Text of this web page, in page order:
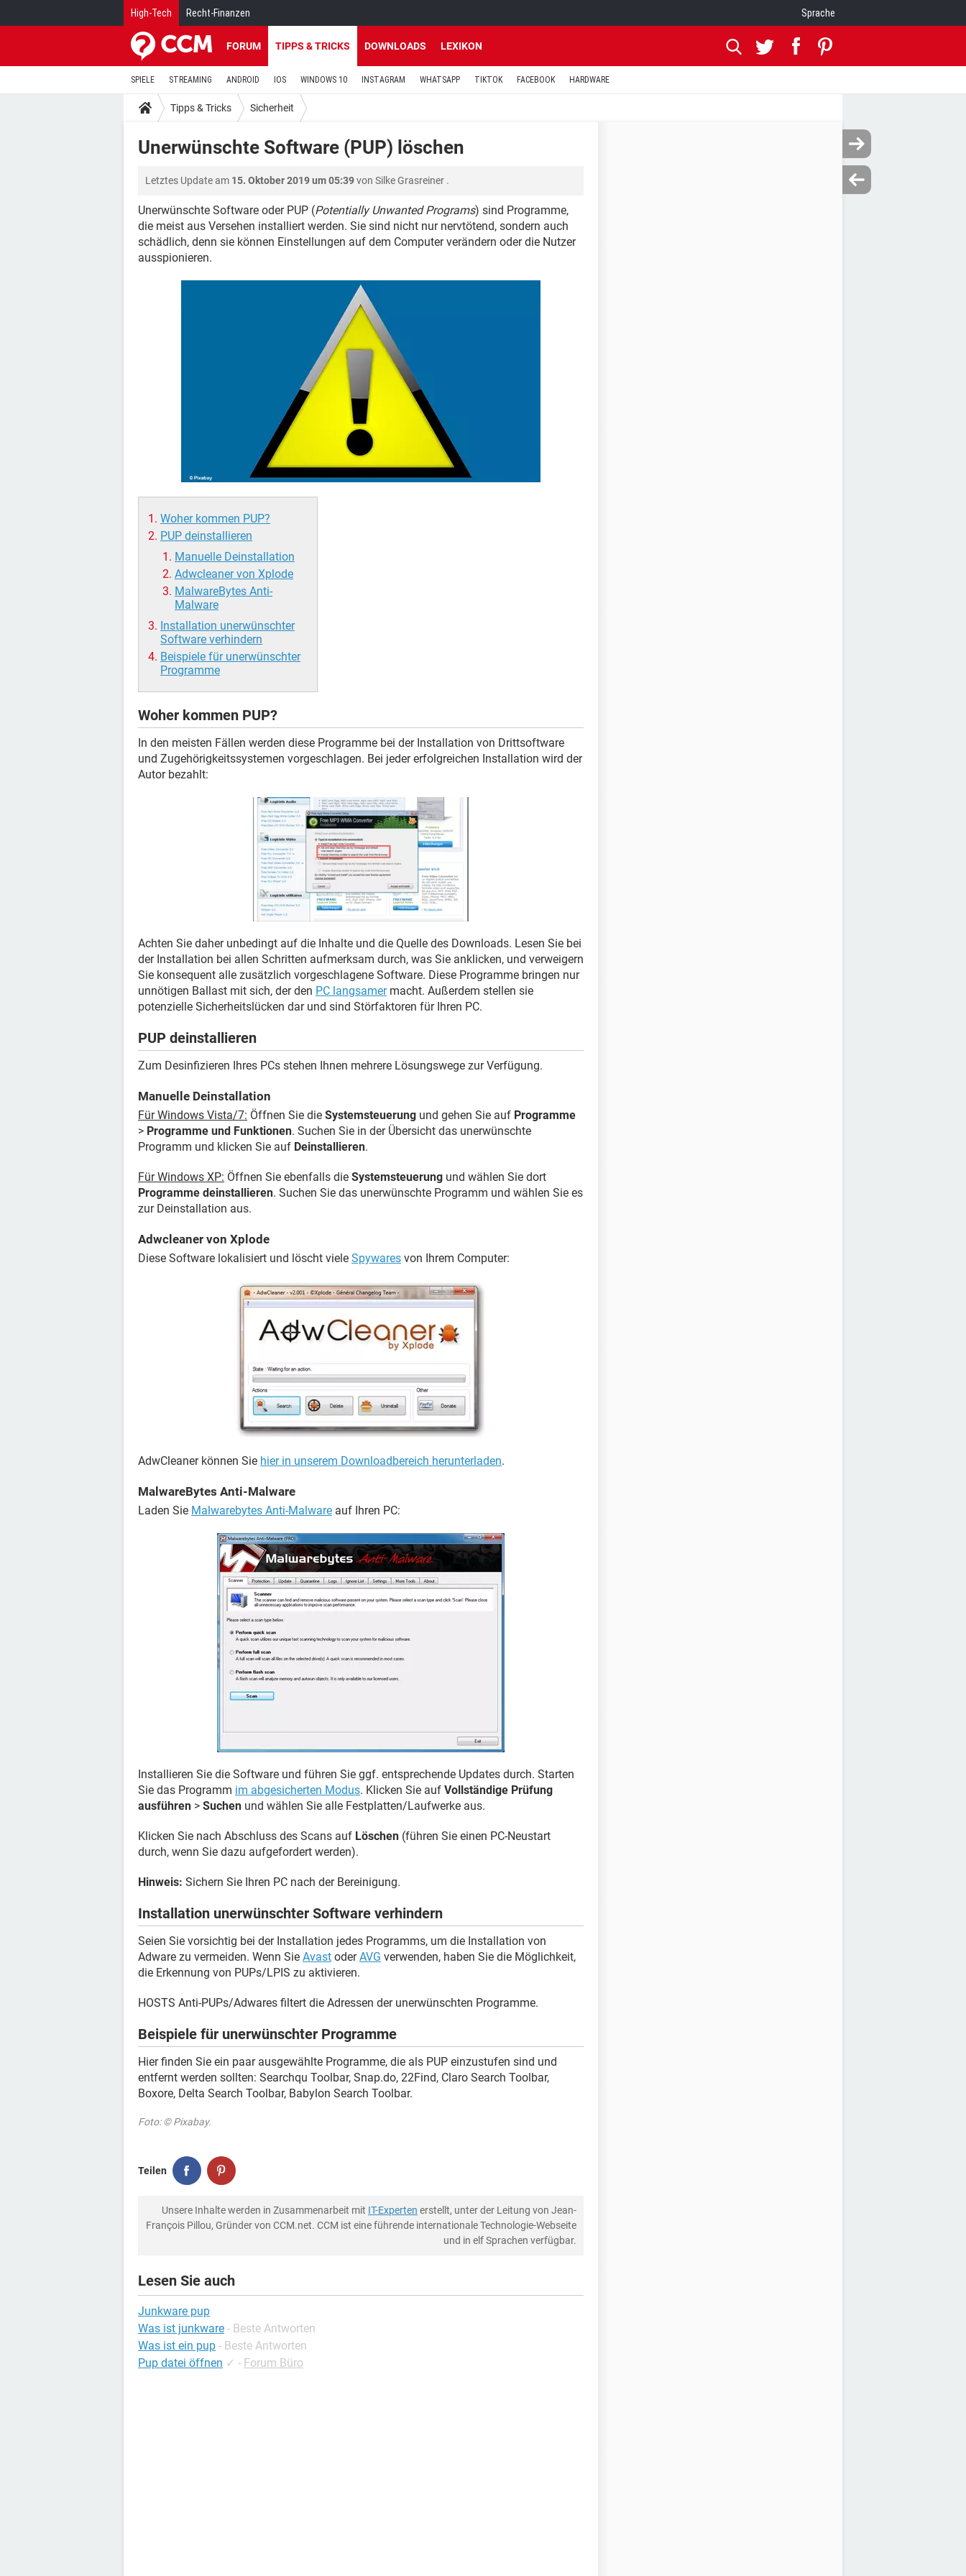
High-Tech Recht-Finanzen Sprache
FORUM TIPPS & TRICKS DOWNLOADS LEXIKON
SPIELE STREAMING ANDROID IOS WINDOWS 10 INSTAGRAM WHATSAPP TIKTOK FACEBOOK HARDWARE
Tipps & Tricks Sicherheit
Unerwünschte Software (PUP) löschen
Letztes Update am 15. Oktober 2019 um 05:39von Silke Grasreiner .
Unerwünschte Software oder PUP (Potentially Unwanted Programs) sind Programme,
die meist aus Versehen installiert werden. Sie sind nicht nur nervtötend, sondern auch
schädlich, denn sie können Einstellungen auf dem Computer verändern oder die Nutzer
ausspionieren.
Woher kommen PUP?
PUP deinstallieren
Manuelle Deinstallation
Adwcleaner von Xplode
MalwareBytes Anti-
Malware
Installation unerwünschter
Software verhindern
Beispiele für unerwünschter
Programme
Woher kommen PUP?
In den meisten Fällen werden diese Programme bei der Installation von Drittsoftware
und Zugehörigkeitssystemen vorgeschlagen. Bei jeder erfolgreichen Installation wird der
Autor bezahlt:
Achten Sie daher unbedingt auf die Inhalte und die Quelle des Downloads. Lesen Sie bei
der Installation bei allen Schritten aufmerksam durch, was Sie anklicken, und verweigern
Sie konsequent alle zusätzlich vorgeschlagene Software. Diese Programme bringen nur
unnötigen Ballast mit sich, der den PC langsamermacht. Außerdem stellen sie
potenzielle Sicherheitslücken dar und sind Störfaktoren für Ihren PC.
PUP deinstallieren
Zum Desinfizieren Ihres PCs stehen Ihnen mehrere Lösungswege zur Verfügung.
Manuelle Deinstallation
Für Windows Vista/7: Öffnen Sie die Systemsteuerung und gehen Sie auf Programme
> Programme und Funktionen. Suchen Sie in der Übersicht das unerwünschte
Programm und klicken Sie auf Deinstallieren.
Für Windows XP: Öffnen Sie ebenfalls die Systemsteuerung und wählen Sie dort
Programme deinstallieren. Suchen Sie das unerwünschte Programm und wählen Sie es
zur Deinstallation aus.
Adwcleaner von Xplode
Diese Software lokalisiert und löscht viele Spywares von Ihrem Computer:
AdwCleaner können Sie hier in unserem Downloadbereich herunterladen.
MalwareBytes Anti-Malware
Laden Sie Malwarebytes Anti-Malware auf Ihren PC:
Installieren Sie die Software und führen Sie ggf. entsprechende Updates durch. Starten
Sie das Programm im abgesicherten Modus. Klicken Sie auf Vollständige Prüfung
ausführen > Suchen und wählen Sie alle Festplatten/Laufwerke aus.
Klicken Sie nach Abschluss des Scans auf Löschen (führen Sie einen PC-Neustart
durch, wenn Sie dazu aufgefordert werden).
Hinweis: Sichern Sie Ihren PC nach der Bereinigung.
Installation unerwünschter Software verhindern
Seien Sie vorsichtig bei der Installation jedes Programms, um die Installation von
Adware zu vermeiden. Wenn Sie Avast oderAVG verwenden, haben Sie die Möglichkeit,
die Erkennung von PUPs/LPIS zu aktivieren.
HOSTS Anti-PUPs/Adwares filtert die Adressen der unerwünschten Programme.
Beispiele für unerwünschter Programme
Hier finden Sie ein paar ausgewählte Programme, die als PUP einzustufen sind und
entfernt werden sollten: Searchqu Toolbar, Snap.do, 22Find, Claro Search Toolbar,
Boxore, Delta Search Toolbar, Babylon Search Toolbar.
Foto: © Pixabay.
Teilen
Unsere Inhalte werden in Zusammenarbeit mit IT-Experten erstellt, unter der Leitung von Jean-
François Pillou, Gründer von CCM.net. CCM ist eine führende internationale Technologie-Webseite
und in elf Sprachen verfügbar.
Lesen Sie auch
Junkware pup
Was ist junkware - Beste Antworten
Was ist ein pup - Beste Antworten
Pup datei öffnen ✓ - Forum Büro